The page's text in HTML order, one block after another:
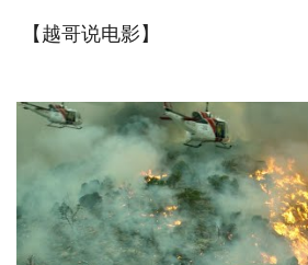
【越哥说电影】